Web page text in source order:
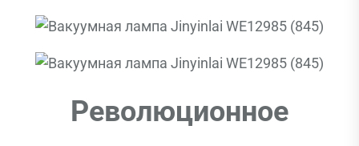
Революционное